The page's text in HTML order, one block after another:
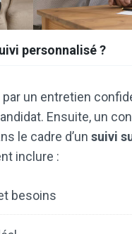
personnalisé ?
un entretien
Ensuite, un
le cadre d’un suivi
inclure :
besoins